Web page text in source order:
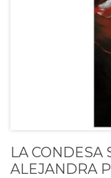
LA CONDESA
ALEJANDRA